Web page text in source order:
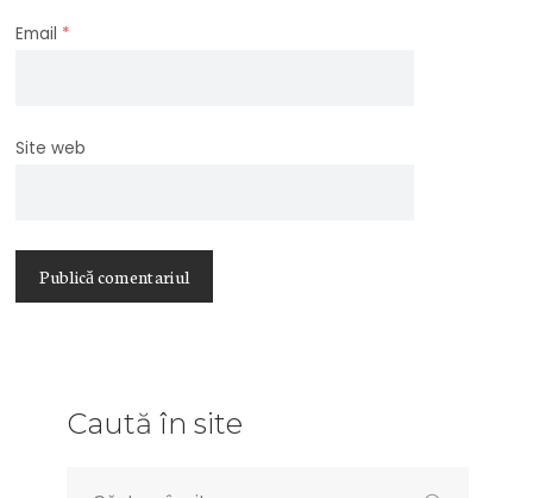
Email *
Site web
Caută în site